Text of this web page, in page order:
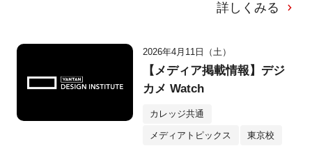
詳しくみる
2026年4月11日（土）
【メディア掲載情報】デジ
カメ Watch
カレッジ共通
メディアトピックス 東京校